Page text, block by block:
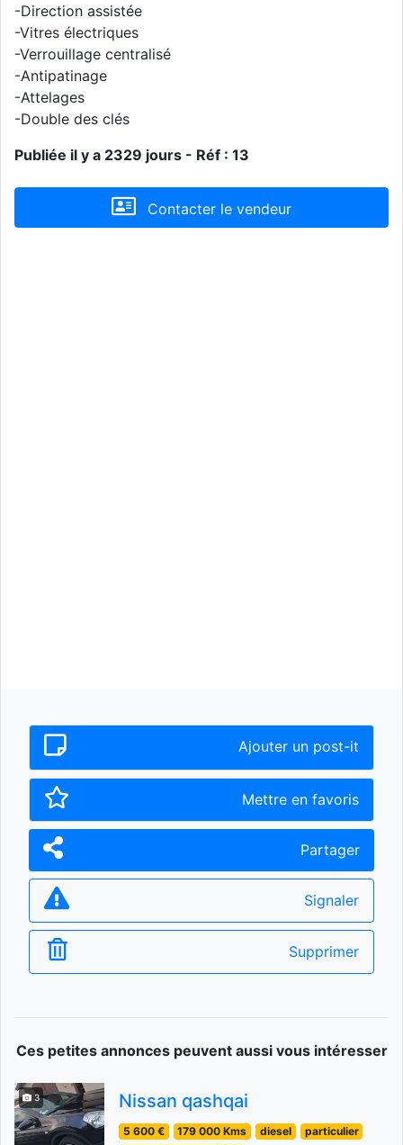
-Direction assistée
-Vitres électriques
-Verrouillage centralisé
-Antipatinage
-Attelages
-Double des clés
Publiée il y a 2329 jours - Réf : 13
Contacter le vendeur
Ajouter un post-it
Mettre en favoris
Partager
Signaler
Supprimer
Ces petites annonces peuvent aussi vous intéresser
3 Nissan qashqai
5 600 € 179 000 Kms diesel
particulier